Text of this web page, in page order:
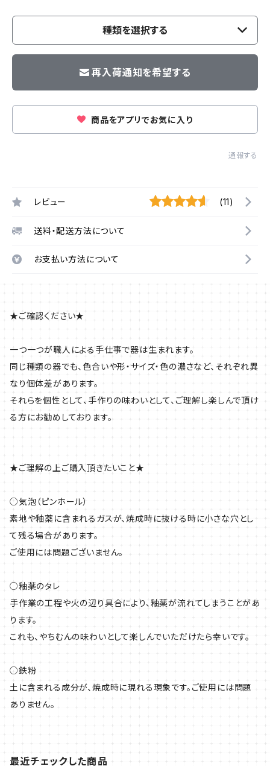
種類を選択する
再入荷通知を希望する
商品をアプリでお気に入り
通報する
レビュー (11)
送料・配送方法について
お支払い方法について
★ご確認ください★
一つ一つが職人による手仕事で器は生まれます。
同じ種類の器でも、色合いや形・サイズ・色の濃さなど、それぞれ異
なり個体差があります。
それらを個性として、手作りの味わいとして、ご理解し楽しんで頂け
る方にお勧めしております。
★ご理解の上ご購入頂きたいこと★
○気泡（ピンホール）
素地や釉薬に含まれるガスが、焼成時に抜ける時に小さな穴とし
て残る場合があります。
ご使用には問題ございません。
○釉薬のタレ
手作業の工程や火の辺り具合により、釉薬が流れてしまうことがあ
ります。
これも、やちむんの味わいとして楽しんでいただけたら幸いです。
○鉄粉
土に含まれる成分が、焼成時に現れる現象です。ご使用には問題
ありません。
最近チェックした商品